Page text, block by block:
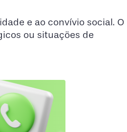
e ao convívio social. O
ou situações de